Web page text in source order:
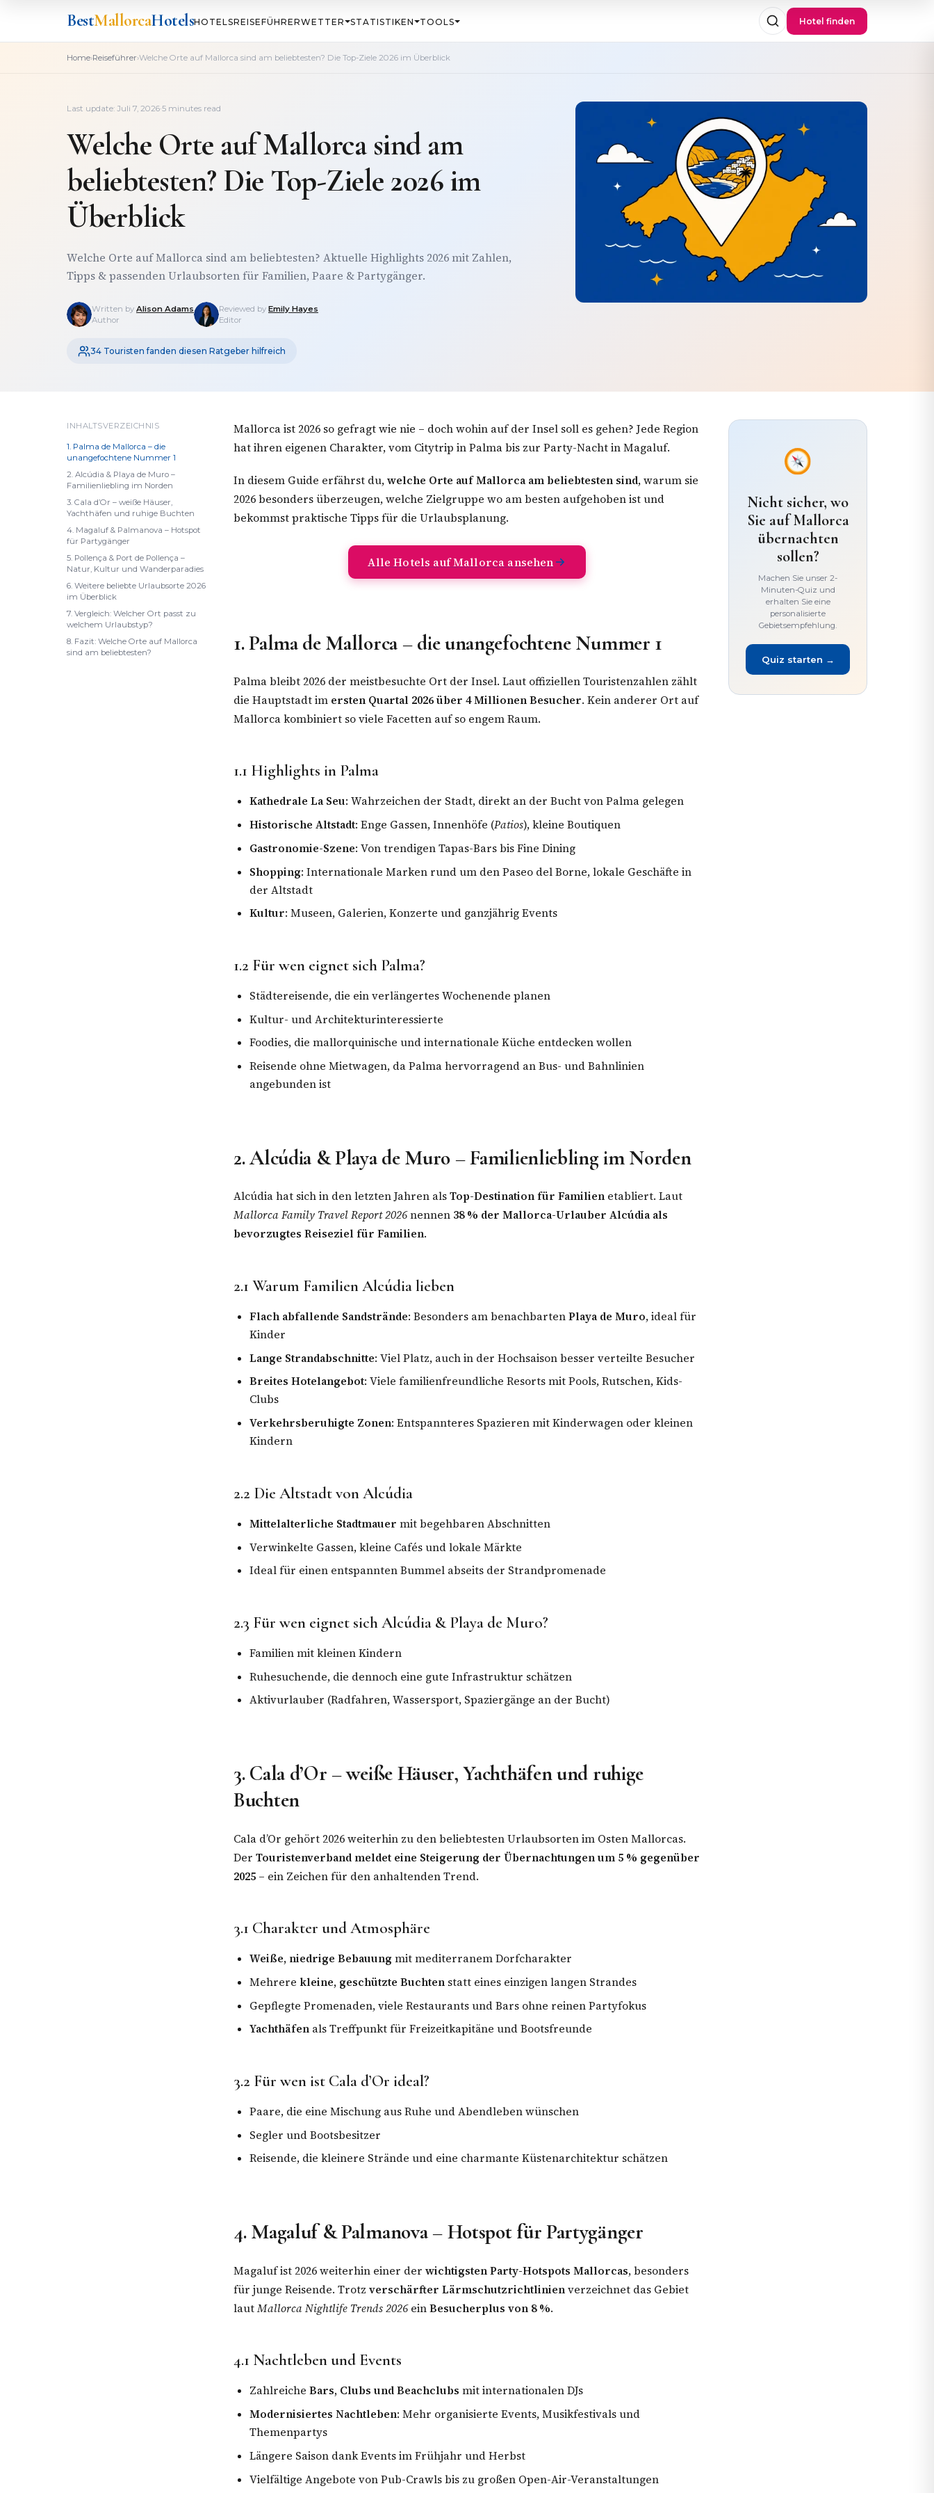
BestMallorcaHotelsHOTELSREISEFÜHRERWETTER STATISTIKEN TOOLS Hotel finden
Home›Reiseführer›Welche Orte auf Mallorca sind am beliebtesten? Die Top-Ziele 2026 im Überblick
Last update: Juli 7, 2026·5 minutes read
Welche Orte auf Mallorca sind am
beliebtesten? Die Top-Ziele 2026 im
Überblick
Welche Orte auf Mallorca sind am beliebtesten? Aktuelle Highlights 2026 mit Zahlen,
Tipps & passenden Urlaubsorten für Familien, Paare & Partygänger.
Written by Alison Adams
Author
Reviewed by Emily Hayes
Editor
34 Touristen fanden diesen Ratgeber hilfreich
INHALTSVERZEICHNIS
1. Palma de Mallorca – die
unangefochtene Nummer 1
2. Alcúdia & Playa de Muro –
Familienliebling im Norden
3. Cala d’Or – weiße Häuser,
Yachthäfen und ruhige Buchten
4. Magaluf & Palmanova – Hotspot
für Partygänger
5. Pollença & Port de Pollença –
Natur, Kultur und Wanderparadies
6. Weitere beliebte Urlaubsorte 2026
im Überblick
7. Vergleich: Welcher Ort passt zu
welchem Urlaubstyp?
8. Fazit: Welche Orte auf Mallorca
sind am beliebtesten?
Mallorca ist 2026 so gefragt wie nie – doch wohin auf der Insel soll es gehen? Jede Region
hat ihren eigenen Charakter, vom Citytrip in Palma bis zur Party-Nacht in Magaluf.
In diesem Guide erfährst du,welche Orte auf Mallorca am beliebtesten sind, warum sie
2026 besonders überzeugen, welche Zielgruppe wo am besten aufgehoben ist und
bekommst praktische Tipps für die Urlaubsplanung.
Alle Hotels auf Mallorca ansehen
1. Palma de Mallorca – die unangefochtene Nummer 1
Palma bleibt 2026 der meistbesuchte Ort der Insel. Laut offiziellen Touristenzahlen zählt
die Hauptstadt im ersten Quartal 2026 über 4 Millionen Besucher. Kein anderer Ort auf
Mallorca kombiniert so viele Facetten auf so engem Raum.
1.1 Highlights in Palma
Kathedrale La Seu: Wahrzeichen der Stadt, direkt an der Bucht von Palma gelegen
Historische Altstadt: Enge Gassen, Innenhöfe (Patios), kleine Boutiquen
Gastronomie-Szene: Von trendigen Tapas-Bars bis Fine Dining
Shopping: Internationale Marken rund um den Paseo del Borne, lokale Geschäfte in
der Altstadt
Kultur: Museen, Galerien, Konzerte und ganzjährig Events
1.2 Für wen eignet sich Palma?
Städtereisende, die ein verlängertes Wochenende planen
Kultur- und Architekturinteressierte
Foodies, die mallorquinische und internationale Küche entdecken wollen
Reisende ohne Mietwagen, da Palma hervorragend an Bus- und Bahnlinien
angebunden ist
2. Alcúdia & Playa de Muro – Familienliebling im Norden
Alcúdia hat sich in den letzten Jahren alsTop-Destination für Familien etabliert. Laut
Mallorca Family Travel Report 2026nennen 38 % der Mallorca-Urlauber Alcúdia als
bevorzugtes Reiseziel für Familien.
2.1 Warum Familien Alcúdia lieben
Flach abfallende Sandstrände: Besonders am benachbartenPlaya de Muro, ideal für
Kinder
Lange Strandabschnitte: Viel Platz, auch in der Hochsaison besser verteilte Besucher
Breites Hotelangebot: Viele familienfreundliche Resorts mit Pools, Rutschen, Kids-
Clubs
Verkehrsberuhigte Zonen: Entspannteres Spazieren mit Kinderwagen oder kleinen
Kindern
2.2 Die Altstadt von Alcúdia
Mittelalterliche Stadtmauer mit begehbaren Abschnitten
Verwinkelte Gassen, kleine Cafés und lokale Märkte
Ideal für einen entspannten Bummel abseits der Strandpromenade
2.3 Für wen eignet sich Alcúdia & Playa de Muro?
Familien mit kleinen Kindern
Ruhesuchende, die dennoch eine gute Infrastruktur schätzen
Aktivurlauber (Radfahren, Wassersport, Spaziergänge an der Bucht)
3. Cala d’Or – weiße Häuser, Yachthäfen und ruhige
Buchten
Cala d’Or gehört 2026 weiterhin zu den beliebtesten Urlaubsorten im Osten Mallorcas.
Der Touristenverband meldet eine Steigerung der Übernachtungen um 5 % gegenüber
2025 – ein Zeichen für den anhaltenden Trend.
3.1 Charakter und Atmosphäre
Weiße, niedrige Bebauung mit mediterranem Dorfcharakter
Mehrere kleine, geschützte Buchten statt eines einzigen langen Strandes
Gepflegte Promenaden, viele Restaurants und Bars ohne reinen Partyfokus
Yachthäfen als Treffpunkt für Freizeitkapitäne und Bootsfreunde
3.2 Für wen ist Cala d’Or ideal?
Paare, die eine Mischung aus Ruhe und Abendleben wünschen
Segler und Bootsbesitzer
Reisende, die kleinere Strände und eine charmante Küstenarchitektur schätzen
4. Magaluf & Palmanova – Hotspot für Partygänger
Magaluf ist 2026 weiterhin einer der wichtigsten Party-Hotspots Mallorcas, besonders
für junge Reisende. Trotz verschärfter Lärmschutzrichtlinienverzeichnet das Gebiet
lautMallorca Nightlife Trends 2026einBesucherplus von 8 %.
4.1 Nachtleben und Events
ZahlreicheBars, Clubs und Beachclubs mit internationalen DJs
Modernisiertes Nachtleben: Mehr organisierte Events, Musikfestivals und
Themenpartys
Längere Saison dank Events im Frühjahr und Herbst
Vielfältige Angebote von Pub-Crawls bis zu großen Open-Air-Veranstaltungen
Nicht sicher, wo
Sie auf Mallorca
übernachten
sollen?
Machen Sie unser 2-
Minuten-Quiz und
erhalten Sie eine
personalisierte
Gebietsempfehlung.
Quiz starten →